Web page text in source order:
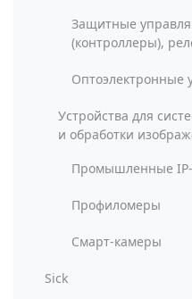
Защитные
(контроллеры),
Оптоэлектронные
Устройства для
и обработки
Промышленные
Профиломеры
Смарт-камеры
Sick